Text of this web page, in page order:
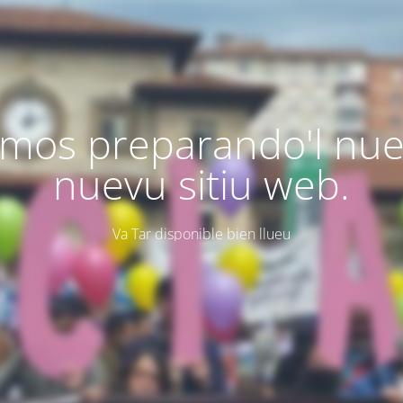
preparando'l
nuevu sitiu web.
Va Tar disponible bien llueu